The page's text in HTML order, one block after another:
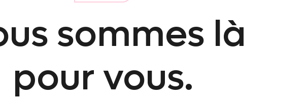
sommes là
pour vous.